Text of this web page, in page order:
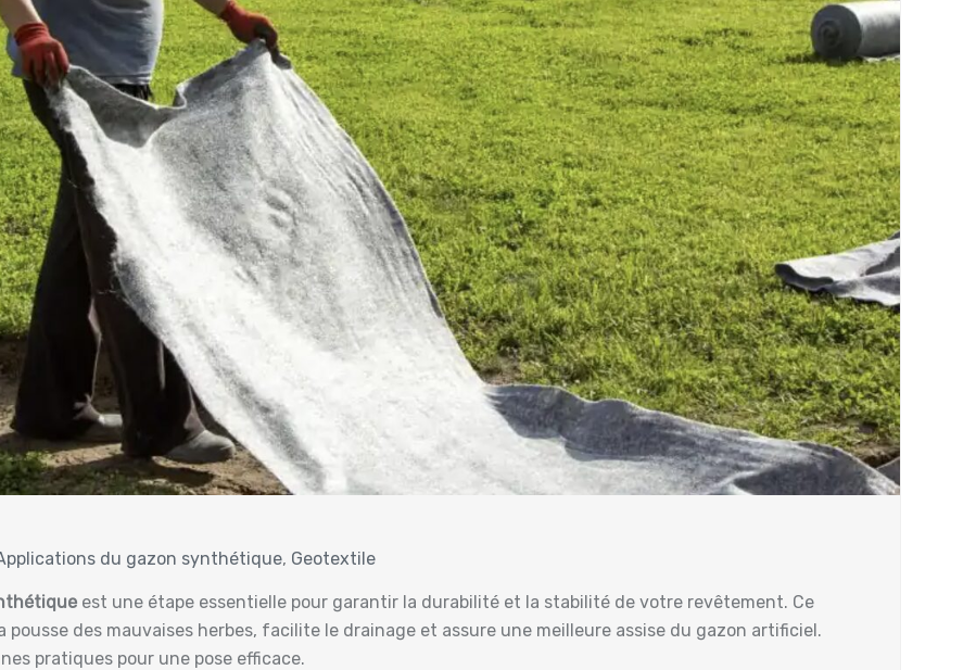
du gazon synthétique, Geotextile
est une étape essentielle pour garantir la durabilité et la stabilité de votre revêtement. Ce
pousse des mauvaises herbes, facilite le drainage et assure une meilleure assise du gazon artificiel.
pratiques pour une pose efficace.